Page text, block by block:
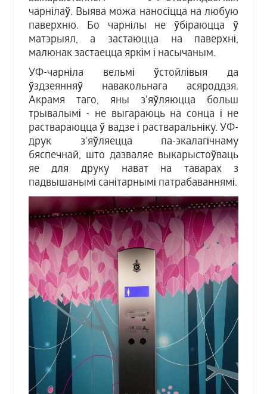
чарнілаў. Выява можа наносіцца на любую
паверхню. Бо чарнілы не ўбіраюцца ў
матэрыял, а застаюцца на паверхні,
малюнак застаецца яркім і насычаным.
УФ-чарніла вельмі ўстойлівыя да
ўздзеянняў навакольнага асяроддзя.
Акрамя таго, яны з'яўляюцца больш
трывалымі - не выгараюць на сонца і не
раствараюцца ў вадзе і растваральніку. УФ-
друк з'яўляецца па-экалагічнаму
бяспечнай, што дазваляе выкарыстоўваць
яе для друку нават на таварах з
падвышанымі санітарнымі патрабаваннямі.